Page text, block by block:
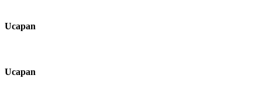
Ucapan
Ucapan